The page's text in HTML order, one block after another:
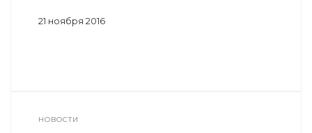
21 ноября 2016
НОВОСТИ